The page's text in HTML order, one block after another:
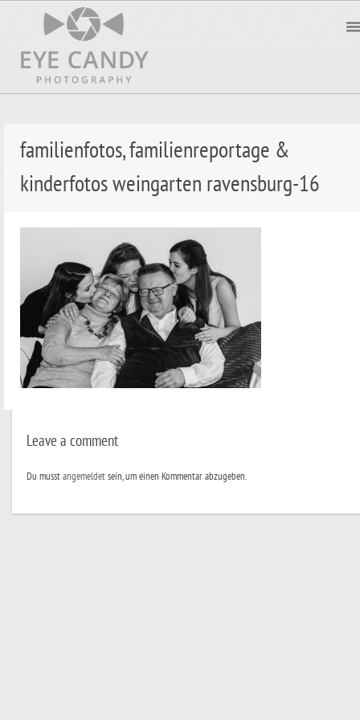
familienfotos, familienreportage &
kinderfotos weingarten ravensburg-16
Leave a comment
Du musstangemeldetsein, um einen Kommentar abzugeben.